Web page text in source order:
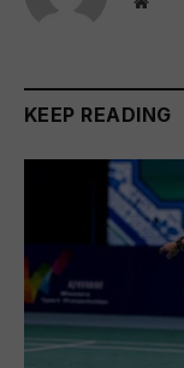
KEEP READING